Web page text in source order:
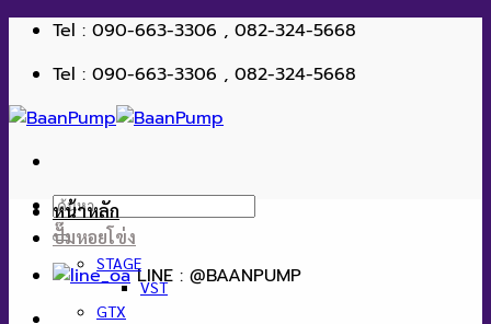
ข้าม
เนื้อหา
Tel : 090-663-3306 , 082-324-5668
Tel : 090-663-3306 , 082-324-5668
ค้นหา:
LINE : @BAANPUMP
หน้าหลัก
ปั๊มหอยโข่ง
STAGE
VST
GTX